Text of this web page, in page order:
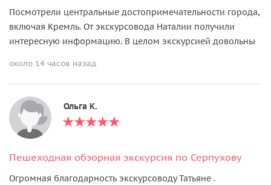
Посмотрели центральные достопримечательности города,
включая Кремль. От экскурсовода Наталии получили
интересную информацию. В целом экскурсией довольны
около 14 часов назад
Ольга K.
Пешеходная обзорная экскурсия по Серпухову
Огромная благодарность экскурсоводу Татьяне .